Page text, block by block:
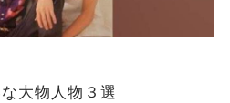
大物人物３選